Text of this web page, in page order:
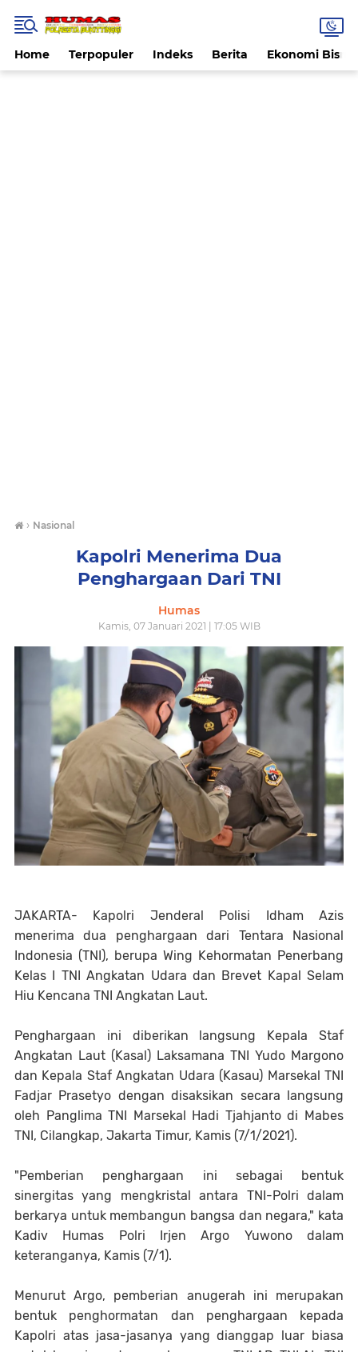
Home Terpopuler Indeks Berita Ekonomi Bisnis
› Nasional
Kapolri Menerima Dua
Penghargaan Dari TNI
Humas
Kamis, 07 Januari 2021 | 17:05 WIB
JAKARTA- Kapolri Jenderal Polisi Idham Azis
menerima dua penghargaan dari Tentara Nasional
Indonesia (TNI), berupa Wing Kehormatan Penerbang
Kelas I TNI Angkatan Udara dan Brevet Kapal Selam
Hiu Kencana TNI Angkatan Laut.
Penghargaan ini diberikan langsung Kepala Staf
Angkatan Laut (Kasal) Laksamana TNI Yudo Margono
dan Kepala Staf Angkatan Udara (Kasau) Marsekal TNI
Fadjar Prasetyo dengan disaksikan secara langsung
oleh Panglima TNI Marsekal Hadi Tjahjanto di Mabes
TNI, Cilangkap, Jakarta Timur, Kamis (7/1/2021).
"Pemberian penghargaan ini sebagai bentuk
sinergitas yang mengkristal antara TNI-Polri dalam
berkarya untuk membangun bangsa dan negara," kata
Kadiv Humas Polri Irjen Argo Yuwono dalam
keteranganya, Kamis (7/1).
Menurut Argo, pemberian anugerah ini merupakan
bentuk penghormatan dan penghargaan kepada
Kapolri atas jasa-jasanya yang dianggap luar biasa